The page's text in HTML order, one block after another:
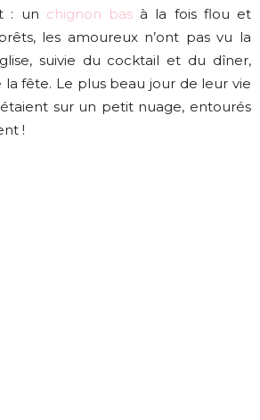
: un chignon bas à la fois flou et
les amoureux n’ont pas vu la
suivie du cocktail et du dîner,
la fête. Le plus beau jour de leur vie
sur un petit nuage, entourés
!